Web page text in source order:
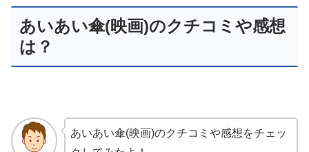
あいあい傘(映画)のクチコミや感想
は？
あいあい傘(映画)のクチコミや感想をチェッ